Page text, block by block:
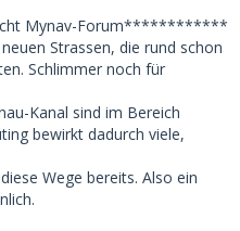
Mynav-Forum************
Strassen, die rund schon
Schlimmer noch für
Kanal sind im Bereich
bewirkt dadurch viele,
Wege bereits. Also ein